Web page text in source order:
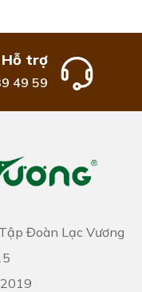
Hỗ trợ
49 59
Đoàn Lạc Vương